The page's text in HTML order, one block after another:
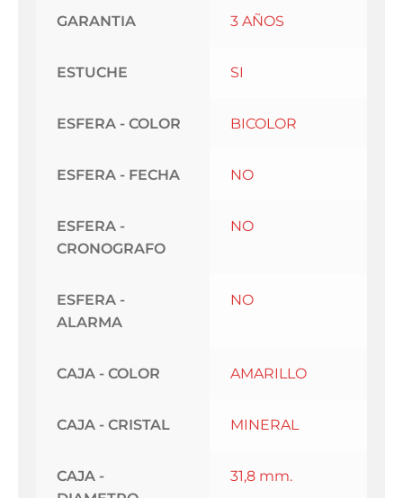
GARANTIA 3 AÑOS
ESTUCHE SI
ESFERA - COLOR BICOLOR
ESFERA - FECHA NO
ESFERA -
CRONOGRAFO
NO
ESFERA -
ALARMA
NO
CAJA - COLOR AMARILLO
CAJA - CRISTAL MINERAL
CAJA -
31,8 mm.